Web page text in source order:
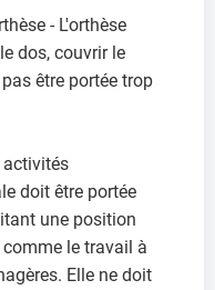
- L'orthèse
dos, couvrir le
être portée trop
activités
doit être portée
une position
le travail à
Elle ne doit